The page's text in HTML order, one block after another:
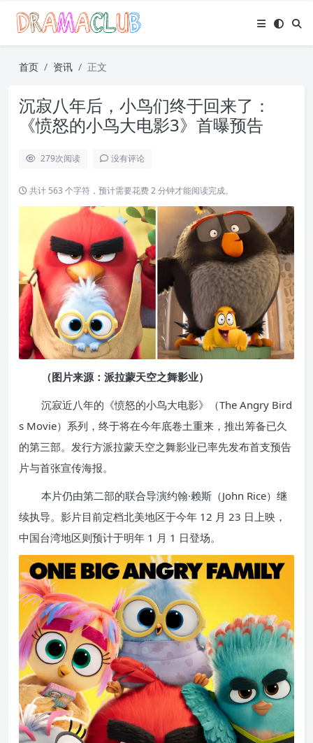
首页 资讯 正文
沉寂八年后，小鸟们终于回来了：
《愤怒的小鸟大电影3》首曝预告
279次阅读 没有评论
共计 563 个字符，预计需要花费 2 分钟才能阅读完成。
（图片来源：派拉蒙天空之舞影业）
沉寂近八年的《愤怒的小鸟大电影》（The Angry Bird
s Movie）系列，终于将在今年底卷土重来，推出筹备已久
的第三部。发行方派拉蒙天空之舞影业已率先发布首支预告
片与首张宣传海报。
本片仍由第二部的联合导演约翰·赖斯（John Rice）继
续执导。影片目前定档北美地区于今年 12 月 23 日上映，
中国台湾地区则预计于明年 1 月 1 日登场。